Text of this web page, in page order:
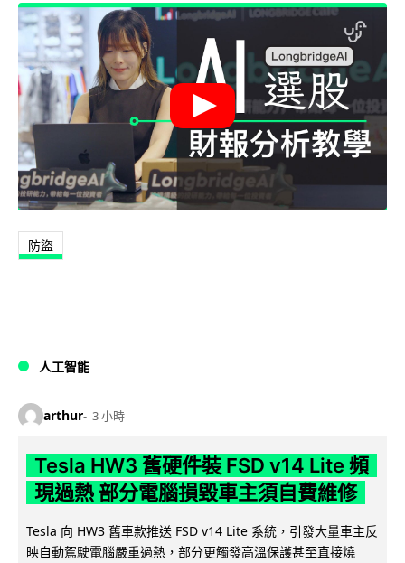
防盜
人工智能
arthur 3 小時
Tesla HW3 舊硬件裝 FSD v14 Lite 頻
現過熱 部分電腦損毀車主須自費維修
Tesla 向 HW3 舊車款推送 FSD v14 Lite 系統，引發大量車主反
映自動駕駛電腦嚴重過熱，部分更觸發高溫保護甚至直接燒